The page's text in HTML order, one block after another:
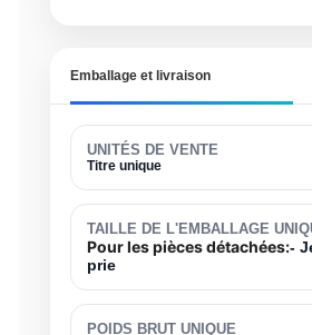
Emballage et livraison
UNITÉS DE VENTE
Titre unique
TAILLE DE L'EMBALLAGE
Pour les pièces détachées:-
prie
POIDS BRUT UNIQUE